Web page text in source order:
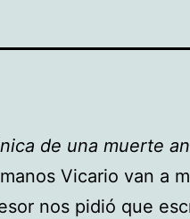
de una muerte
Vicario van a
nos pidió que